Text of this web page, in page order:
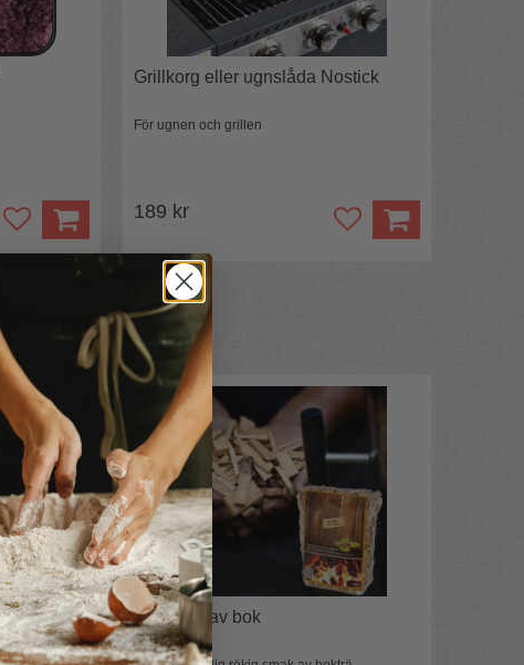
Grillkorg eller ugnslåda Nostick
För ugnen och grillen
189 kr
Rökspån av bok